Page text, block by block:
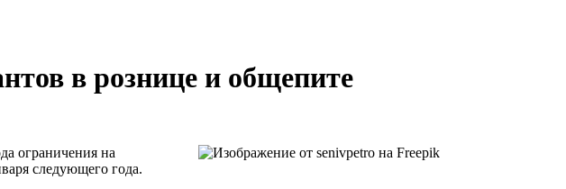
в рознице и общепите
ограничения на
следующего года.